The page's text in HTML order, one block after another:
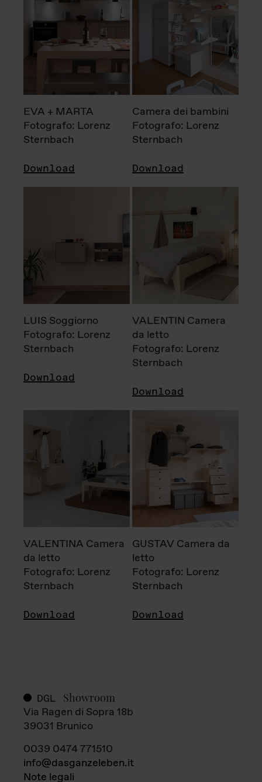
EVA + MARTA
Fotografo: Lorenz
Sternbach
Download
Camera dei bambini
Fotografo: Lorenz
Sternbach
Download
LUIS Soggiorno
Fotografo: Lorenz
Sternbach
Download
VALENTIN Camera
da letto
Fotografo: Lorenz
Sternbach
Download
VALENTINA Camera
da letto
Fotografo: Lorenz
Sternbach
Download
GUSTAV Camera da
letto
Fotografo: Lorenz
Sternbach
Download
DGL Showroom
Via Ragen di Sopra 18b
39031 Brunico
0039 0474 771510
info@dasganzeleben.it
Note legali